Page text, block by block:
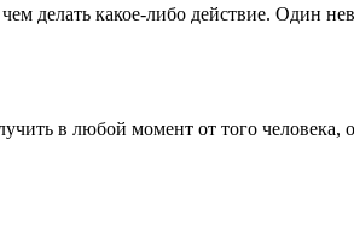
делать какое-либо действие. Один
в любой момент от того человека,